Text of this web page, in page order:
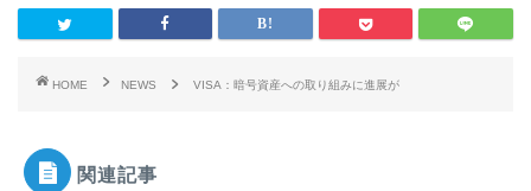
HOME NEWS VISA：暗号資産への取り組みに進展が
関連記事